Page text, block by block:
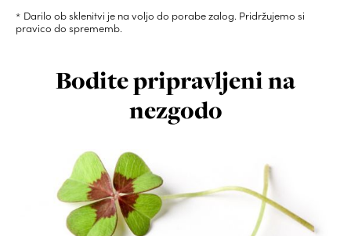
Darilo ob sklenitvi je na voljo do porabe zalog. Pridržujemo si
pravico do sprememb.
Bodite pripravljeni na
nezgodo